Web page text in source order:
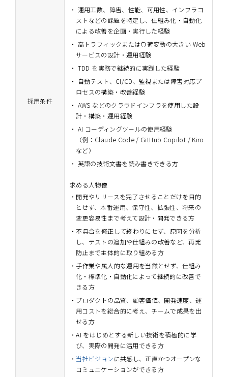
採用条件
運用工数、障害、性能、可用性、インフラコ
ストなどの課題を特定し、仕組み化・自動化
による改善を企画・実行した経験
高トラフィックまたは負荷変動の大きい Web
サービスの設計・運用経験
TDD を実務で継続的に実践した経験
自動テスト、CI/CD、監視または障害対応プ
ロセスの構築・改善経験
AWS などのクラウドインフラを使用した設
計・構築・運用経験
AI コーディングツールの使用経験
（例：Claude Code / GitHub Copilot / Kiro
など）
英語の技術文書を読み書きできる方
求める人物像
開発やリリースを完了させることだけを目的
とせず、本番運用、保守性、拡張性、将来の
変更容易性まで考えて設計・開発できる方
不具合を修正して終わりにせず、原因を分析
し、テストの追加や仕組みの改善など、再発
防止まで主体的に取り組める方
手作業や属人的な運用を当然とせず、仕組み
化・標準化・自動化によって継続的に改善で
きる方
プロダクトの品質、顧客価値、開発速度、運
用コストを総合的に考え、チームで成果を出
せる方
AI をはじめとする新しい技術を積極的に学
び、実際の開発に活用できる方
当社ビジョンに共感し、正直かつオープンな
コミュニケーションができる方